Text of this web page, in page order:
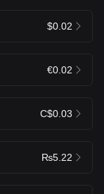
$0.02
€0.02
C$0.03
₨5.22